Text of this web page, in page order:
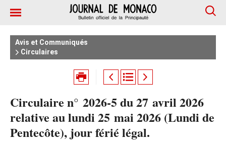
Avis et Communiqués
Circulaires
Circulaire n° 2026‑5 du 27 avril 2026
relative au lundi 25 mai 2026 (Lundi de
Pentecôte), jour férié légal.